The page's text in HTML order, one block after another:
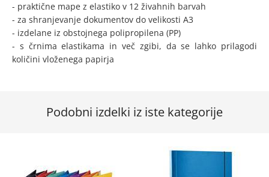
- praktične mape z elastiko v 12 živahnih barvah
- za shranjevanje dokumentov do velikosti A3
- izdelane iz obstojnega polipropilena (PP)
- s črnima elastikama in več zgibi, da se lahko prilagodi
količini vloženega papirja
Podobni izdelki iz iste kategorije